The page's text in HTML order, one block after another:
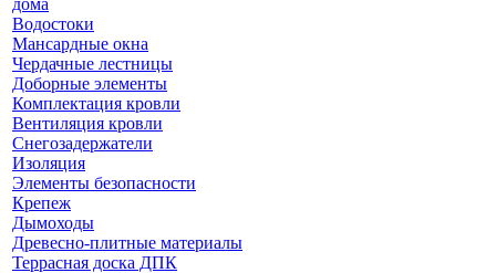
дома
Водостоки
Мансардные окна
Чердачные лестницы
Доборные элементы
Комплектация кровли
Вентиляция кровли
Снегозадержатели
Изоляция
Элементы безопасности
Крепеж
Дымоходы
Древесно-плитные материалы
Террасная доска ДПК